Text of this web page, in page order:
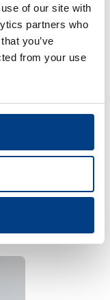
of our site with
partners who
you’ve
from your use